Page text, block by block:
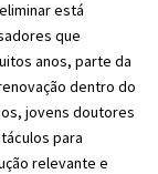
está
que
anos, parte da
dentro do
jovens doutores
para
relevante e